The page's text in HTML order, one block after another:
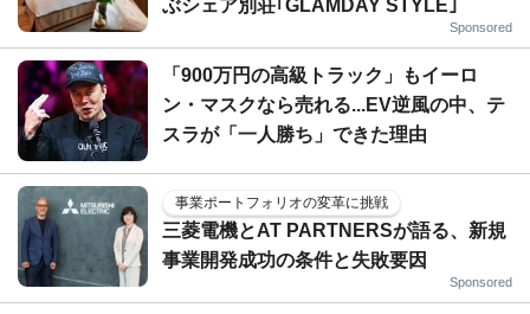
ぶシェア別荘｢GLAMDAY STYLE｣
Sponsored
「900万円の高級トラック」もイーロ
ン・マスクなら売れる...EV逆風の中、テ
スラが「一人勝ち」できた理由
事業ポートフォリオの変革に挑戦
三菱電機とAT PARTNERSが語る、新規
事業開発成功の条件と失敗要因
Sponsored